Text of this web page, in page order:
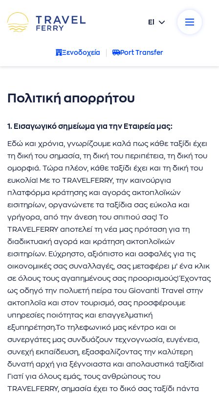
El
προορισμοί
μας
Ακυρώσεις
απορρήτου
Ξενοδοχεία Port Transfer
Πολιτική απορρήτου
1. Εισαγωγικό σημείωμα για την Εταιρεία μας:
Εδώ και χρόνια, γνωρίζουμε καλά πως κάθε ταξίδι έχει
τη δική του σημασία, τη δική του περιπέτεια, τη δική του
ομορφιά. Τώρα πλέον, κάθε ταξίδι έχει και τη δική του
ευκολία! Με το TRAVELFERRY, την καινούργια
πλατφόρμα κράτησης και αγοράς ακτοπλοϊκών
εισιτηρίων, οργανώνετε τα ταξίδια σας εύκολα και
γρήγορα, από την άνεση του σπιτιού σας! Το
TRAVELFERRY αποτελεί τη νέα μας πρόταση για τη
διαδικτυακή αγορά και κράτηση ακτοπλοϊκών
εισιτηρίων. Εύχρηστο, αξιόπιστο και ασφαλές για τις
οικονομικές σας συναλλαγές, σας μεταφέρει μ’ ένα κλικ
σε όλους τους αγαπημένους σας προορισμούς! Έχοντας
ως οδηγό την πολυετή πείρα του Giovanti Travel στην
ακτοπλοΐα και στον τουρισμό, σας προσφέρουμε
υπηρεσίες ποιότητας και επαγγελματική
εξυπηρέτηση.Το τηλεφωνικό μας κέντρο και οι
συνεργάτες μας συνδυάζουν τεχνογνωσία, ευγένεια,
συνεχή εκπαίδευση, εξασφαλίζοντας την καλύτερη
δυνατή αρχή για ξέγνοιαστα και απολαυστικά ταξίδια!
Γιατί για όλους εμάς, τους ανθρώπους του
TRAVELFERRY, σημασία έχει το δικό σας ταξίδι πάντα